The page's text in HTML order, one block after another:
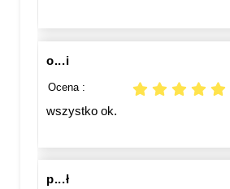
o...i
Ocena :
wszystko ok.
p...ł